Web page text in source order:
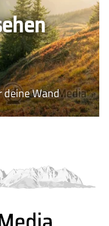
deine Wand